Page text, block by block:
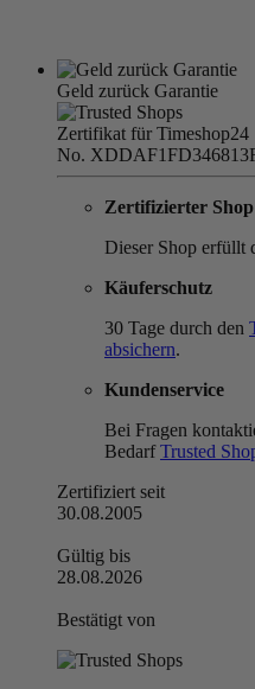
Geld zurück Garantie
Zertifikat für Timeshop24
No.
Zertifizierter Shop
Dieser Shop erfüllt
Käuferschutz
30 Tage durch den
absichern.
Kundenservice
Bei Fragen
BedarfTrusted
Zertifiziert seit
30.08.2005
Gültig bis
28.08.2026
Bestätigt von